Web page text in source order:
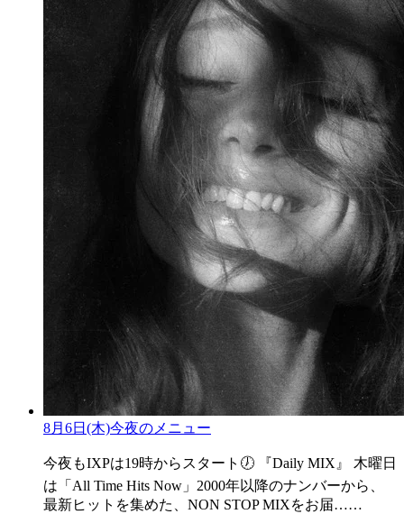
8月6日(木)今夜のメニュー
今夜もIXPは19時からスタート🕖 『Daily MIX』 木曜日
は「All Time Hits Now」2000年以降のナンバーから、
最新ヒットを集めた、NON STOP MIXをお届……